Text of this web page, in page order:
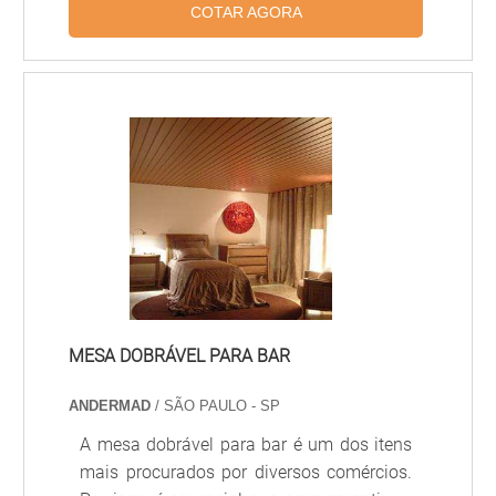
facilitar a instalação, manutenção e
Proporciona acústica controlada,
sistemas de iluminação e climatização,
sendo amplamente usado em escritórios,
hospitais, lojas e ambientes comerciais.
COTAR AGORA
MESA DOBRÁVEL PARA BAR
ANDERMAD / SÃO PAULO - SP
A mesa dobrável para bar é um dos itens
mais procurados por diversos comércios.